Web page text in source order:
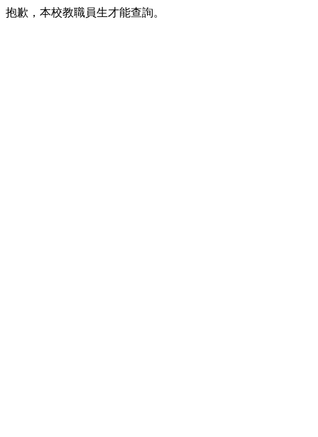
抱歉，本校教職員生才能查詢。